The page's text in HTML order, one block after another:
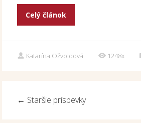
Celý článok
Katarína Ožvoldová 1248x
← Staršie príspevky